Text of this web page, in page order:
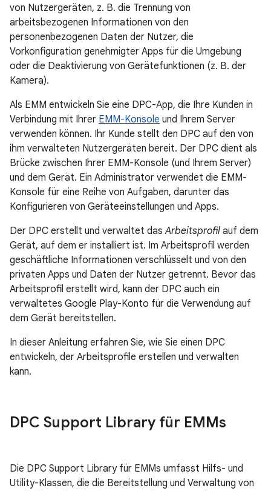
von Nutzergeräten, z. B. die Trennung von
arbeitsbezogenen Informationen von den
personenbezogenen Daten der Nutzer, die
Vorkonfiguration genehmigter Apps für die Umgebung
oder die Deaktivierung von Gerätefunktionen (z. B. der
Kamera).
Als EMM entwickeln Sie eine DPC-App, die Ihre Kunden in
Verbindung mit Ihrer EMM-Konsole und Ihrem Server
verwenden können. Ihr Kunde stellt den DPC auf den von
ihm verwalteten Nutzergeräten bereit. Der DPC dient als
Brücke zwischen Ihrer EMM-Konsole (und Ihrem Server)
und dem Gerät. Ein Administrator verwendet die EMM-
Konsole für eine Reihe von Aufgaben, darunter das
Konfigurieren von Geräteeinstellungen und Apps.
Der DPC erstellt und verwaltet dasArbeitsprofil auf dem
Gerät, auf dem er installiert ist. Im Arbeitsprofil werden
geschäftliche Informationen verschlüsselt und von den
privaten Apps und Daten der Nutzer getrennt. Bevor das
Arbeitsprofil erstellt wird, kann der DPC auch ein
verwaltetes Google Play-Konto für die Verwendung auf
dem Gerät bereitstellen.
In dieser Anleitung erfahren Sie, wie Sie einen DPC
entwickeln, der Arbeitsprofile erstellen und verwalten
kann.
DPC Support Library für EMMs
Die DPC Support Library für EMMs umfasst Hilfs- und
Utility-Klassen, die die Bereitstellung und Verwaltung von